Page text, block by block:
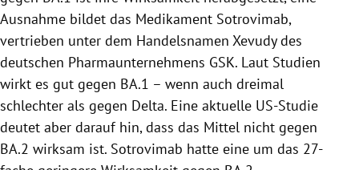
Ausnahme bildet das Medikament Sotrovimab,
vertrieben unter dem Handelsnamen Xevudy des
deutschen Pharmaunternehmens GSK. Laut Studien
wirkt es gut gegen BA.1 – wenn auch dreimal
schlechter als gegen Delta. Eine aktuelle US-Studie
deutet aber darauf hin, dass das Mittel nicht gegen
BA.2 wirksam ist. Sotrovimab hatte eine um das 27-